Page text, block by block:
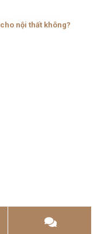
nội thất không?